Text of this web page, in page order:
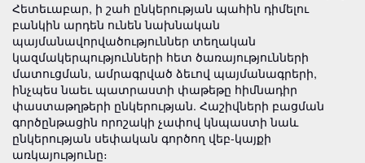
Հետեւաբար, ի շահ ընկերության պահին դիմելու
բանկին արդեն ունեն նախնական
պայմանավորվածություններ տեղական
կազմակերպությունների հետ ծառայությունների
մատուցման, ամրագրված ձեւով պայմանագրերի,
ինչպես նաեւ պատրաստի փաթեթը հիմնադիր
փաստաթղթերի ընկերության. Հաշիվների բացման
գործընթացին որոշակի չափով կնպաստի նաև
ընկերության սեփական գործող վեբ-կայքի
առկայությունը։